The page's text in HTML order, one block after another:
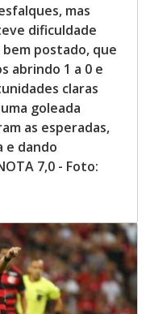
mas
dificuldade
postado, que
abrindo 1 a 0 e
claras
goleada
as esperadas,
e dando
7,0 - Foto: